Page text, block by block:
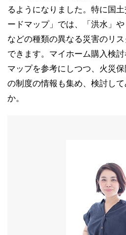
るようになりました。特に国
ードマップ」では、「洪水」や
などの種類の異なる災害のリ
できます。マイホーム購入検
マップを参考にしつつ、火災
の制度の情報も集め、検討し
か。